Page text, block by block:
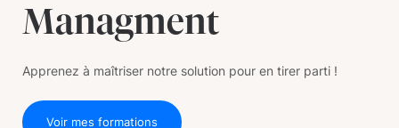
Managment
Apprenez à maîtriser notre solution pour en tirer parti !
Voir mes formations